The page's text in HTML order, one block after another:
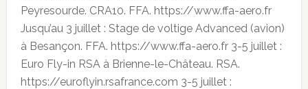
Peyresourde. CRA10. FFA. https://www.ffa-aero.fr
Jusqu’au 3 juillet : Stage de voltige Advanced (avion)
à Besançon. FFA. https://www.ffa-aero.fr 3-5 juillet :
Euro Fly-in RSA à Brienne-le-Château. RSA.
https://euroflyin.rsafrance.com 3-5 juillet :